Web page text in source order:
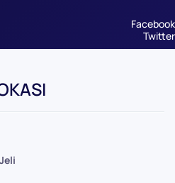
Facebook
Twitter